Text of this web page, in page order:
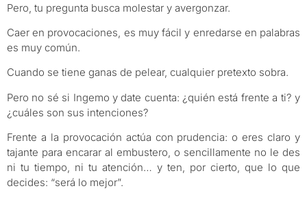
Pero, tu pregunta busca molestar y avergonzar.
Caer en provocaciones, es muy fácil y enredarse en palabras
es muy común.
Cuando se tiene ganas de pelear, cualquier pretexto sobra.
Pero no sé si Ingemo y date cuenta: ¿quién está frente a ti? y
¿cuáles son sus intenciones?
Frente a la provocación actúa con prudencia: o eres claro y
tajante para encarar al embustero, o sencillamente no le des
ni tu tiempo, ni tu atención… y ten, por cierto, que lo que
decides: “será lo mejor”.